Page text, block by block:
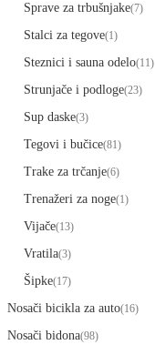
Sprave za trbušnjake(7)
Stalci za tegove(1)
Steznici i sauna odelo(11)
Strunjače i podloge(23)
Sup daske(3)
Tegovi i bučice(81)
Trake za trčanje(6)
Trenažeri za noge(1)
Vijače(13)
Vratila(3)
Šipke(17)
Nosači bicikla za auto(16)
Nosači bidona(98)